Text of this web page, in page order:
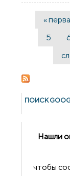
«
5
ПОИСК
Нашли
чтобы